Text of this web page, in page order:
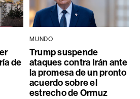
de
MUNDO
Trump suspende
ataques contra Irán ante
la promesa de un pronto
acuerdo sobre el
estrecho de Ormuz